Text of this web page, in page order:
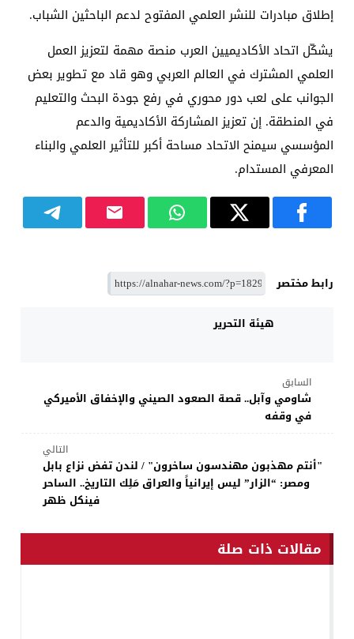
إطلاق مبادرات للنشر العلمي المفتوح لدعم الباحثين الشباب.
يشكّل اتحاد الأكاديميين العرب منصة مهمة لتعزيز العمل
العلمي المشترك في العالم العربي وهو قاد مع تطوير بعض
الجوانب على لعب دور محوري في رفع جودة البحث والتعليم
في المنطقة. إن تعزيز المشاركة الأكاديمية والدعم
المؤسسي سيمنح الاتحاد مساحة أكبر للتأثير العلمي والبناء
المعرفي المستدام.
رابط مختصر
هيئة التحرير
السابق
شاومي وآبل.. قصة الصعود الصيني والإخفاق الأميركي
في وقفه
التالي
"أنتم مهذبون مهندسون ساخرون" / لندن تفض نزاع بابل
ومصر: “الزار” ليس إيرانياً والعراق مَلِك التاريخ.. الساحر
فينكل ظهر
مقالات ذات صلة